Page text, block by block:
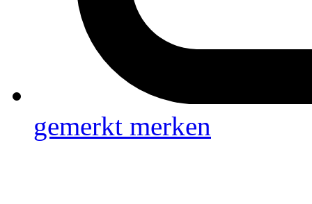
gemerkt merken